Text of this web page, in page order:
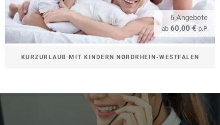
6 Angebote
ab 60,00 € p.P.
KURZURLAUB MIT KINDERN NORDRHEIN-WESTFALEN